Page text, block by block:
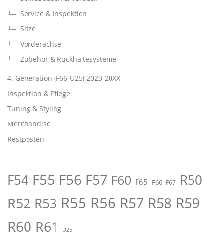
Service & Inspektion
Sitze
Vorderachse
Zubehör & Rückhaltesysteme
4. Generation (F66-U25) 2023-20XX
Inspektion & Pflege
Tuning & Styling
Merchandise
Restposten
F54 F55 F56 F57 F60 F65 F66 F67 R50
R52 R53 R55 R56 R57 R58 R59
R60 R61 U25